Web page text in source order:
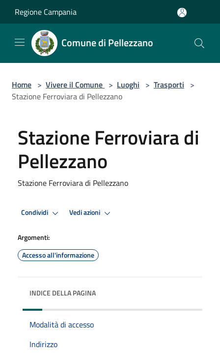
Regione Campania
Comune di Pellezzano
Home > Vivere il Comune > Luoghi > Trasporti >
Stazione Ferroviara di Pellezzano
Stazione Ferroviara di
Pellezzano
Stazione Ferroviara di Pellezzano
Condividi Vedi azioni
Argomenti:
Accesso all'informazione
INDICE DELLA PAGINA
Modalità di accesso
Indirizzo